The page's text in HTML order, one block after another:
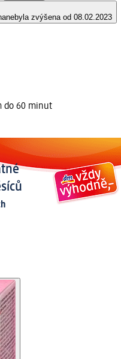
nebyla zvýšena od 08.02.2023
do 60 minut